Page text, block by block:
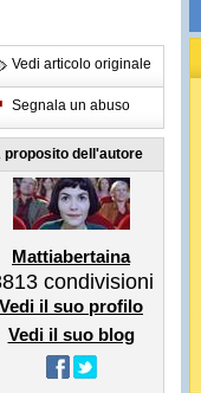
Vedi articolo originale
Segnala un abuso
proposito dell'autore
Mattiabertaina
condivisioni
Vedi il suo profilo
Vedi il suo blog